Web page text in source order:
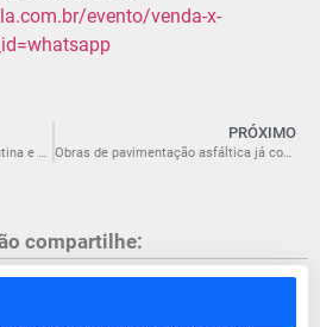
evento/venda-x-
Seleção Feminina derrota Argentina e é campeã do Sul-Americano Sub-17
PRÓXIMO
Obras de pavimentação asfáltica já contemplaram 49 ruas na região da Próspera
compartilhe: